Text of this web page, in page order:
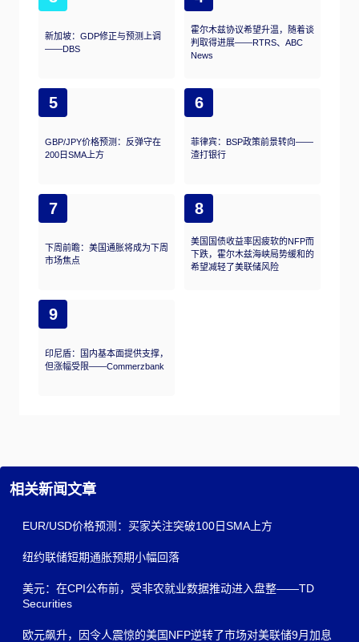
新加坡：GDP修正与预测上调
——DBS
霍尔木兹协议希望升温，随着谈
判取得进展——RTRS、ABC
News
5
GBP/JPY价格预测：反弹守在
200日SMA上方
6
菲律宾：BSP政策前景转向——
渣打银行
7
下周前瞻：美国通胀将成为下周
市场焦点
8
美国国债收益率因疲软的NFP而
下跌，霍尔木兹海峡局势缓和的
希望减轻了美联储风险
9
印尼盾：国内基本面提供支撑，
但涨幅受限——Commerzbank
相关新闻文章
EUR/USD价格预测：买家关注突破100日SMA上方
纽约联储短期通胀预期小幅回落
美元：在CPI公布前，受非农就业数据推动进入盘整——TD
Securities
欧元飙升，因令人震惊的美国NFP逆转了市场对美联储9月加息